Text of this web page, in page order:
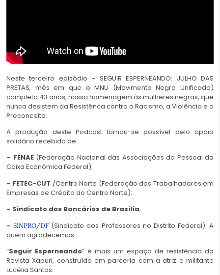
Neste terceiro episódio – SEGUIR ESPERNEANDO: JULHO DAS
PRETAS, mês em que o MNU (Movimento Negro Unificado)
completa 43 anos, nossa homenagem às mulheres negras, que
nunca desistem da Resistênca contra o Racismo, a Violência e o
Preconceito.
A produção deste Podcast tornou-se possível pelo apoio
solidário recebido de:
– FENAE(Federação Nacional das Associações do Pessoal da
Caixa Econômica Federal);
– FETEC-CUT /Centro Norte (Federação dos Trabalhadores em
Empresas de Crédito do Centro Norte);
– Sindicato dos Bancários de Brasília;
–SINPRO/DF (Sindicato dos Professores no Distrito Federal). A
quem agradecemos.
“Seguir Esperneando” é mais um espaço de resistência da
Revista Xapuri, construído em parceria com a atriz e militante
Lucélia Santos.